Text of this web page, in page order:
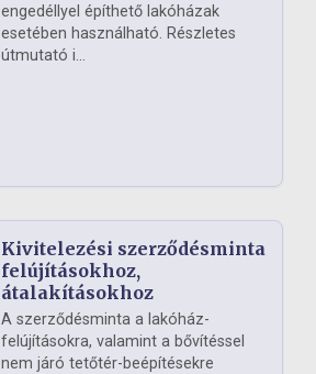
engedéllyel építhető lakóházak
esetében használható. Részletes
útmutató i...
Kivitelezési szerződésminta
felújításokhoz,
átalakításokhoz
A szerződésminta a lakóház-
felújításokra, valamint a bővítéssel
nem járó tetőtér-beépítésekre